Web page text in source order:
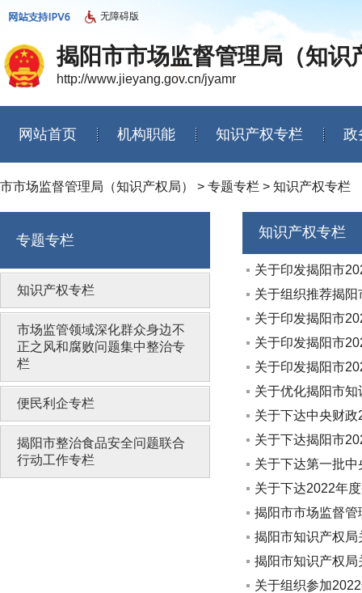
无障碍版
揭阳市市场监督管理局（知识
http://www.jieyang.gov.cn/jyamr
网站首页 机构职能 知识产权专栏 政
市市场监督管理局（知识产权局） > 专题专栏 > 知识产权专栏
专题专栏
知识产权专栏
市场监管领域深化群众身边不
正之风和腐败问题集中整治专
栏
便民利企专栏
揭阳市整治食品安全问题联合
行动工作专栏
知识产权专栏
关于印发揭阳市
关于组织推荐揭
关于印发揭阳市
关于印发揭阳市
关于印发揭阳市
关于优化揭阳市
关于下达中央财
关于下达揭阳市
关于下达第一批
关于下达2022年
揭阳市市场监督
揭阳市知识产权
揭阳市知识产权
关于组织参加